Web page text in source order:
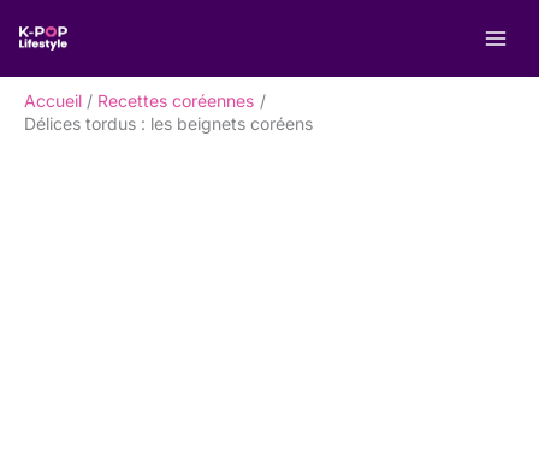
contenu
Accueil
Recettes coréennes
Délices tordus : les beignets coréens
e
c
h